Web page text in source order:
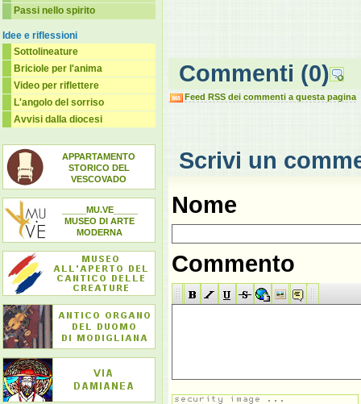
Passi nello spirito
Idee e riflessioni
Sottolineature
Briciole per l'anima
Video per riflettere
L'angolo del sorriso
Avvisi dalla diocesi
APPARTAMENTO
STORICO DEL
VESCOVADO
_____MU.VE_____
MUSEO DI ARTE
MODERNA
Commenti (0)
Feed RSS dei commenti a questa pagina
Scrivi un
Nome
Commento